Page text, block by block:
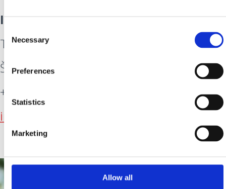
Selection
Necessary
Preferences
Statistics
Marketing
Allow all
INFO:
Turističko-informativni centar Selce
Šetalište Ivana Jeličića 1, 51266 Selce
+385 51 765 165
info@tzg-crikvenice.hr